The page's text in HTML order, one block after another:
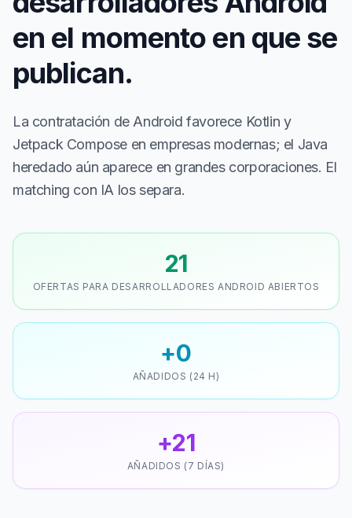
en el momento en que se
publican.
La contratación de Android favorece Kotlin y
Jetpack Compose en empresas modernas; el Java
heredado aún aparece en grandes corporaciones. El
matching con IA los separa.
21
OFERTAS PARA DESARROLLADORES ANDROID ABIERTOS
+0
AÑADIDOS (24 H)
+21
AÑADIDOS (7 DÍAS)